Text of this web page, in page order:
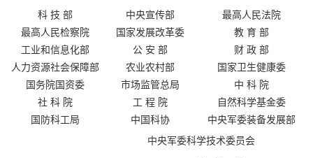
科 技 部
中央宣传部
最高人民法院
最高人民检察院
国家发展改革委
教 育 部
工业和信息化部
公 安 部
财 政 部
人力资源社会保障部
农业农村部
国家卫生健康委
国务院国资委
市场监管总局
中 科 院
社 科 院
工 程 院
自然科学基金委
国防科工局
中国科协
中央军委装备发展部
中央军委科学技术委员会